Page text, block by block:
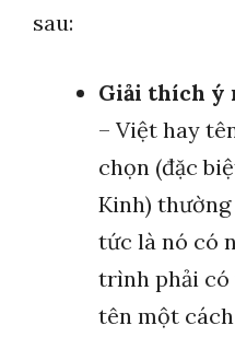
sau:
Giải thích ý
– Việt hay
chọn (đặc
Kinh)
tức là nó có
trình phải có
tên một